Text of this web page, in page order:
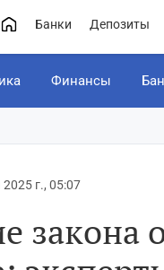
Банки Депозиты
Финансы
г., 05:07
закона